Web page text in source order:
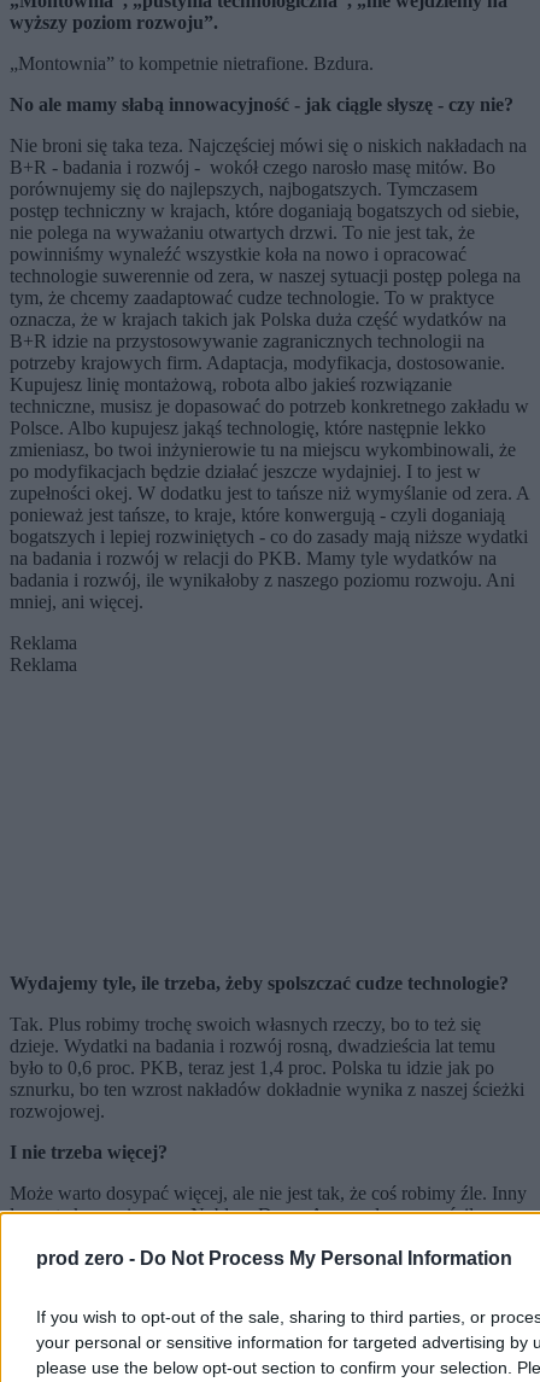
prod zero - Do Not Process My Personal Information
If you wish to opt-out of the sale, sharing to third parties, or
your personal or sensitive information for targeted advertising by
please use the below opt-out section to confirm your selection.
wyższy poziom rozwoju”.
„Montownia” to kompetnie nietrafione. Bzdura.
No ale mamy słabą innowacyjność - jak ciągle słyszę - czy nie?
Nie broni się taka teza. Najczęściej mówi się o niskich nakładach na
B+R - badania i rozwój - wokół czego narosło masę mitów. Bo
porównujemy się do najlepszych, najbogatszych. Tymczasem
postęp techniczny w krajach, które doganiają bogatszych od siebie,
nie polega na wyważaniu otwartych drzwi. To nie jest tak, że
powinniśmy wynaleźć wszystkie koła na nowo i opracować
technologie suwerennie od zera, w naszej sytuacji postęp polega na
tym, że chcemy zaadaptować cudze technologie. To w praktyce
oznacza, że w krajach takich jak Polska duża część wydatków na
B+R idzie na przystosowywanie zagranicznych technologii na
potrzeby krajowych firm. Adaptacja, modyfikacja, dostosowanie.
Kupujesz linię montażową, robota albo jakieś rozwiązanie
techniczne, musisz je dopasować do potrzeb konkretnego zakładu w
Polsce. Albo kupujesz jakąś technologię, które następnie lekko
zmieniasz, bo twoi inżynierowie tu na miejscu wykombinowali, że
po modyfikacjach będzie działać jeszcze wydajniej. I to jest w
zupełności okej. W dodatku jest to tańsze niż wymyślanie od zera. A
ponieważ jest tańsze, to kraje, które konwergują - czyli doganiają
bogatszych i lepiej rozwiniętych - co do zasady mają niższe wydatki
na badania i rozwój w relacji do PKB. Mamy tyle wydatków na
badania i rozwój, ile wynikałoby z naszego poziomu rozwoju. Ani
mniej, ani więcej.
Reklama
Reklama
Wydajemy tyle, ile trzeba, żeby spolszczać cudze technologie?
Tak. Plus robimy trochę swoich własnych rzeczy, bo to też się
dzieje. Wydatki na badania i rozwój rosną, dwadzieścia lat temu
było to 0,6 proc. PKB, teraz jest 1,4 proc. Polska tu idzie jak po
sznurku, bo ten wzrost nakładów dokładnie wynika z naszej ścieżki
rozwojowej.
I nie trzeba więcej?
Może warto dosypać więcej, ale nie jest tak, że coś robimy źle. Inny
laureat ekonomicznego Nobla - Daron Acemoglu - wypuścił
czyli gospodarczego doganiania bogatszych, decyduje w
innowacji, tylko sprytne kopiowanie.
A w tym jesteśmy dobrzy?